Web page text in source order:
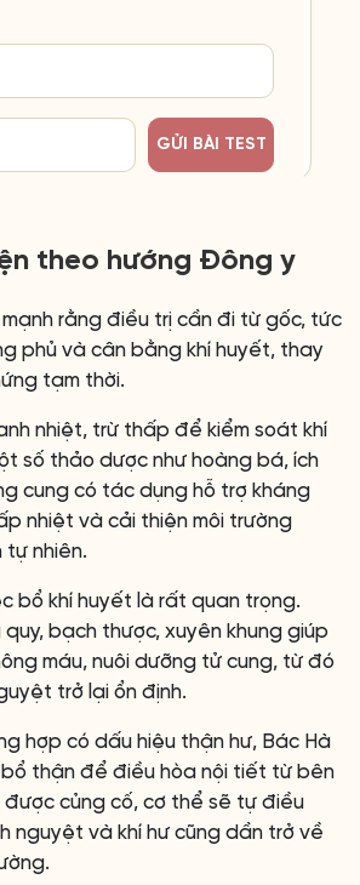
GỬI BÀI TEST
theo hướng Đông y
mạnh rằng điều trị cần đi từ gốc, tức
phủ và cân bằng khí huyết, thay
tạm thời.
nhiệt, trừ thấp để kiểm soát khí
số thảo dược như hoàng bá, ích
cung có tác dụng hỗ trợ kháng
nhiệt và cải thiện môi trường
tự nhiên.
bổ khí huyết là rất quan trọng.
bạch thược, xuyên khung giúp
máu, nuôi dưỡng tử cung, từ đó
trở lại ổn định.
hợp có dấu hiệu thận hư, Bác Hà
thận để điều hòa nội tiết từ bên
được củng cố, cơ thể sẽ tự điều
nguyệt và khí hư cũng dần trở về